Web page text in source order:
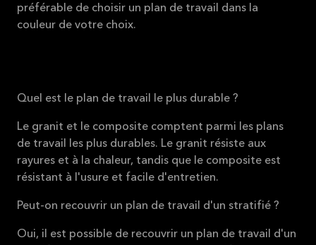
préférable de choisir un plan de travail dans la
couleur de votre choix.
Quel est le plan de travail le plus durable ?
Le granit et le composite comptent parmi les plans
de travail les plus durables. Le granit résiste aux
rayures et à la chaleur, tandis que le composite est
résistant à l'usure et facile d'entretien.
Peut-on recouvrir un plan de travail d'un stratifié ?
Oui, il est possible de recouvrir un plan de travail d'un